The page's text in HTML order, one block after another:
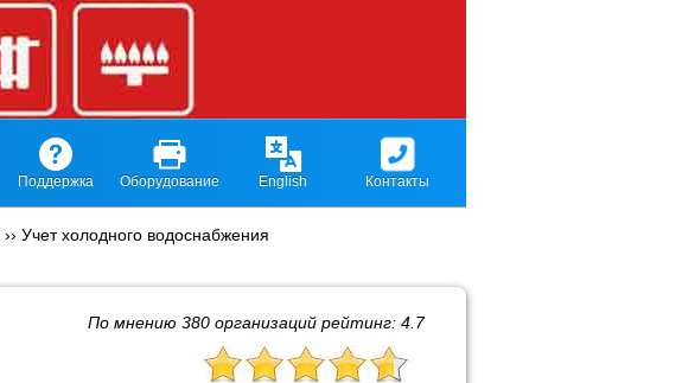
Поддержка Оборудование English Контакты
›› Учет холодного водоснабжения
По мнению 380 организаций рейтинг: 4.7